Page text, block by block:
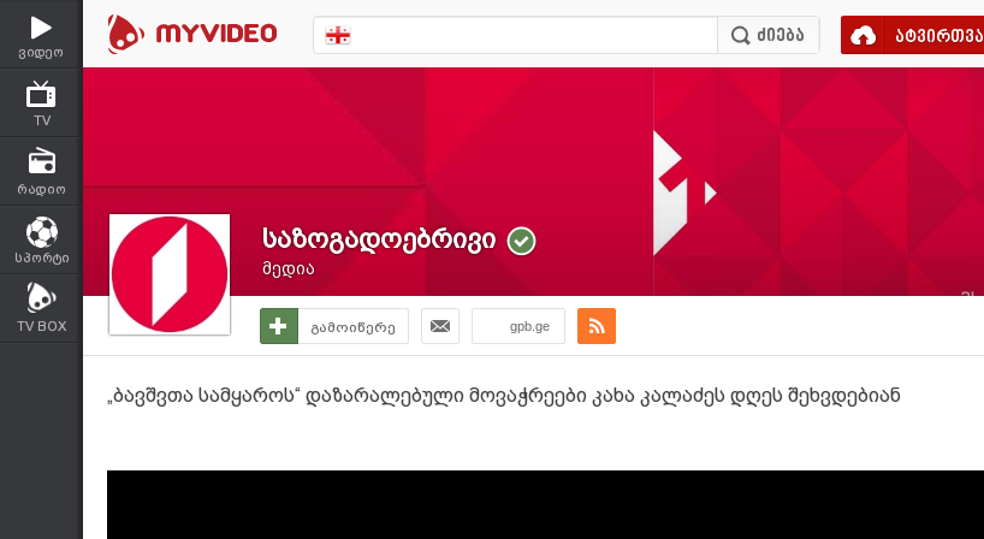
ვიდეო
TV
რადიო
სპორტი
TV BOX
ატვირთვა
საზოგადოებრივი
მედია
გამოიწერე gpb.ge
„ბავშვთა სამყაროს“ დაზარალებული მოვაჭრეები კახა კალაძეს დღეს შეხვდებიან